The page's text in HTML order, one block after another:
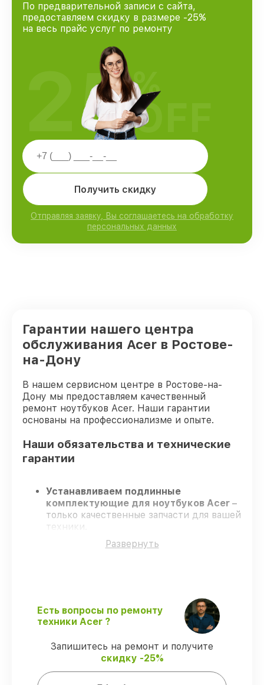
По предварительной записи с сайта,
предоставляем скидку в размере -25%
на весь прайс услуг по ремонту
Получить скидку
Отправляя заявку, Вы соглашаетесь на обработку
персональных данных
25%
OFF
Гарантии нашего центра
обслуживания Acer в Ростове-
на-Дону
В нашем сервисном центре в Ростове-на-
Дону мы предоставляем качественный
ремонт ноутбуков Acer. Наши гарантии
основаны на профессионализме и опыте.
Наши обязательства и технические
гарантии
Устанавливаем подлинные
комплектующие для ноутбуков Acer –
только качественные запчасти для вашей
техники.
Сертифицированные специалисты
проходят серьезную проверку знаний и
ремонт ноутбуков Acer в оговоренные
сроки.
Гарантийное обслуживание– на все
виды работ и комплектующие для
ноутбуков Acer предоставляется
длительная гарантия.
Развернуть
Есть вопросы по ремонту
техники Acer ?
Запишитесь на ремонт и получите
скидку -25%